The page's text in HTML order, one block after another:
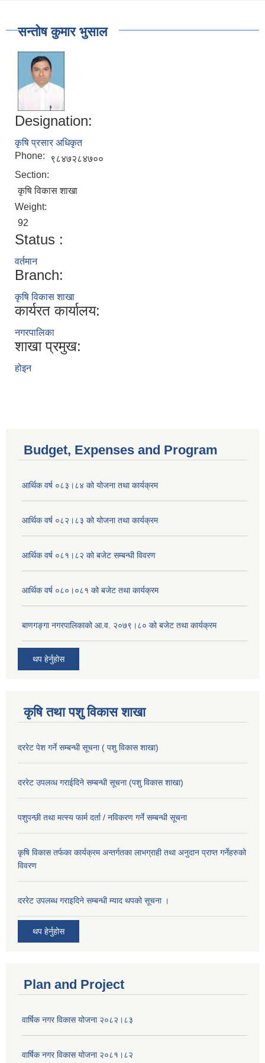
सन्तोष कुमार भुसाल
Designation:
कृषि प्रसार अधिकृत
Phone:
९८४७२८४७००
Section:
कृषि विकास शाखा
Weight:
92
Status :
वर्तमान
Branch:
कृषि विकास शाखा
कार्यरत कार्यालय:
नगरपालिका
शाखा प्रमुख:
होइन
Budget, Expenses and Program
आर्थिक वर्ष ०८३।८४ को योजना तथा कार्यक्रम
आर्थिक वर्ष ०८२।८३ को योजना तथा कार्यक्रम
आर्थिक वर्ष ०८१।८२ को बजेट सम्बन्धी विवरण
आर्थिक वर्ष ०८०।०८१ को बजेट तथा कार्यक्रम
बाणगङ्गा नगरपालिकाको आ.व. २०७९।८० को बजेट तथा कार्यक्रम
थप हेर्नुहोस
कृषि तथा पशु विकास शाखा
दररेट पेश गर्ने सम्बन्धी सूचना ( पशु विकास शाखा)
दररेट उपलव्ध गराईदिने सम्बन्धी सूचना (पशु विकास शाखा)
पशुपन्छी तथा मत्स्य फार्म दर्ता / नविकरण गर्ने सम्बन्धी सूचना
कृषि विकास तर्फका कार्यक्रम अन्तर्गतका लाभग्राही तथा अनुदान प्राप्त गर्नेहरुको
विवरण
दररेट उपलब्ध गराइदिने सम्बन्धी म्याद थपको सूचना ।
थप हेर्नुहोस
Plan and Project
वार्षिक नगर विकास योजना २०८२।८३
वार्षिक नगर विकास योजना २०८१।८२